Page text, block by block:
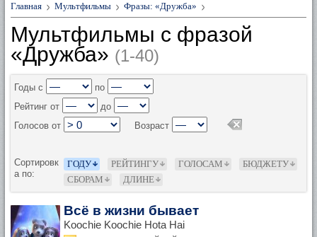
Главная Мультфильмы Фразы: «Дружба»
Мультфильмы с фразой
«Дружба» (1-40)
Годы с
по
Рейтинг от
до
Голосов от
Возраст
Сортировк
а по:
ГОДУ РЕЙТИНГУ ГОЛОСАМ
БЮДЖЕТУ
СБОРАМ
ДЛИНЕ
Всё в жизни бывает
Koochie Koochie Hota Hai